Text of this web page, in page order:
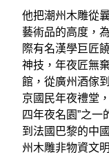
他把潮州木雕從
藝術品的高度，
際有名漢學巨匠
神技，年夜匠無
館，從廣州酒傢
京國民年夜禮堂
四年夜名園”之
到法國巴黎的中
州木雕非物資文